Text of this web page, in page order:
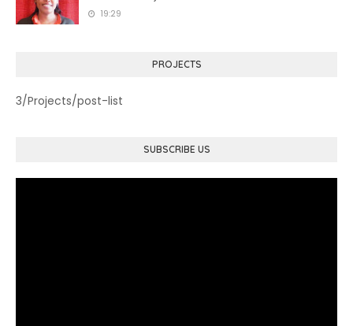
19:29
PROJECTS
3/Projects/post-list
SUBSCRIBE US